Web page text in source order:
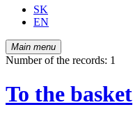
SK
EN
Main menu
Number of the records: 1
To the basket